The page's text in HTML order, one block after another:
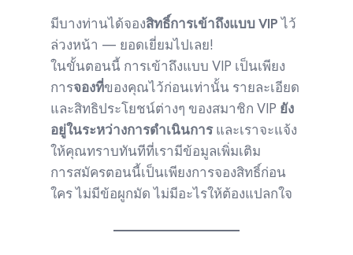
มีบางท่านได้จองสิทธิ์การเข้าถึงแบบ VIPไว้
ล่วงหน้า — ยอดเยี่ยมไปเลย!
ในขั้นตอนนี้ การเข้าถึงแบบ VIP เป็นเพียง
การจองที่ของคุณไว้ก่อนเท่านั้น รายละเอียด
และสิทธิประโยชน์ต่างๆ ของสมาชิก VIP ยัง
อยู่ในระหว่างการดำเนินการและเราจะแจ้ง
ให้คุณทราบทันทีที่เรามีข้อมูลเพิ่มเติม
การสมัครตอนนี้เป็นเพียงการจองสิทธิ์ก่อน
ใคร ไม่มีข้อผูกมัด ไม่มีอะไรให้ต้องแปลกใจ